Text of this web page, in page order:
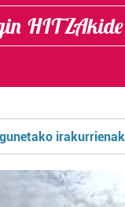
HITZAkide
irakurrienak